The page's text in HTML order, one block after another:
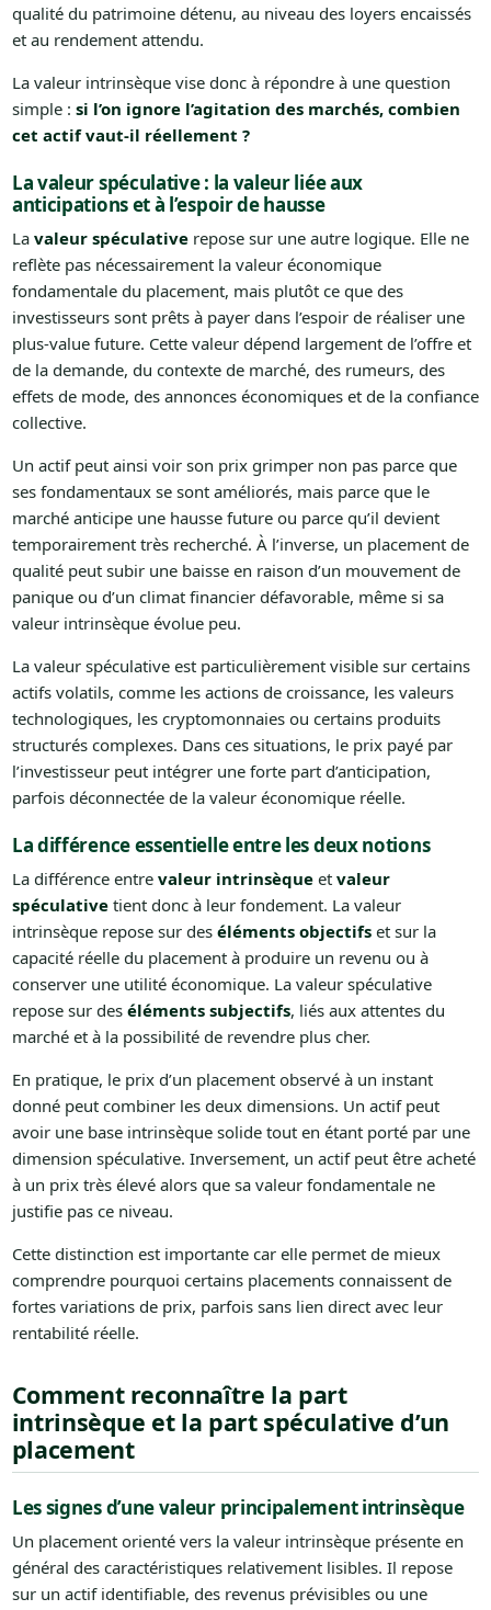
qualité du patrimoine détenu, au niveau des loyers encaissés
et au rendement attendu.
La valeur intrinsèque vise donc à répondre à une question
simple : si l’on ignore l’agitation des marchés, combien
cet actif vaut-il réellement ?
La valeur spéculative : la valeur liée aux
anticipations et à l’espoir de hausse
La valeur spéculativerepose sur une autre logique. Elle ne
reflète pas nécessairement la valeur économique
fondamentale du placement, mais plutôt ce que des
investisseurs sont prêts à payer dans l’espoir de réaliser une
plus-value future. Cette valeur dépend largement de l’offre et
de la demande, du contexte de marché, des rumeurs, des
effets de mode, des annonces économiques et de la confiance
collective.
Un actif peut ainsi voir son prix grimper non pas parce que
ses fondamentaux se sont améliorés, mais parce que le
marché anticipe une hausse future ou parce qu’il devient
temporairement très recherché. À l’inverse, un placement de
qualité peut subir une baisse en raison d’un mouvement de
panique ou d’un climat financier défavorable, même si sa
valeur intrinsèque évolue peu.
La valeur spéculative est particulièrement visible sur certains
actifs volatils, comme les actions de croissance, les valeurs
technologiques, les cryptomonnaies ou certains produits
structurés complexes. Dans ces situations, le prix payé par
l’investisseur peut intégrer une forte part d’anticipation,
parfois déconnectée de la valeur économique réelle.
La différence essentielle entre les deux notions
La différence entre valeur intrinsèqueet valeur
spéculativetient donc à leur fondement. La valeur
intrinsèque repose sur des éléments objectifset sur la
capacité réelle du placement à produire un revenu ou à
conserver une utilité économique. La valeur spéculative
repose sur des éléments subjectifs, liés aux attentes du
marché et à la possibilité de revendre plus cher.
En pratique, le prix d’un placement observé à un instant
donné peut combiner les deux dimensions. Un actif peut
avoir une base intrinsèque solide tout en étant porté par une
dimension spéculative. Inversement, un actif peut être acheté
à un prix très élevé alors que sa valeur fondamentale ne
justifie pas ce niveau.
Cette distinction est importante car elle permet de mieux
comprendre pourquoi certains placements connaissent de
fortes variations de prix, parfois sans lien direct avec leur
rentabilité réelle.
Comment reconnaître la part
intrinsèque et la part spéculative d’un
placement
Les signes d’une valeur principalement intrinsèque
Un placement orienté vers la valeur intrinsèque présente en
général des caractéristiques relativement lisibles. Il repose
sur un actif identifiable, des revenus prévisibles ou une